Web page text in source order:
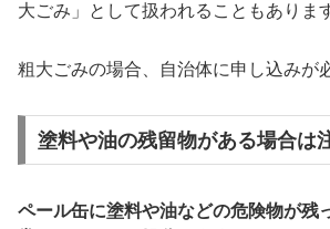
大ごみ」として扱われることもありま
粗大ごみの場合、自治体に申し込みが
塗料や油の残留物がある場合は
ペール缶に塗料や油などの危険物が残